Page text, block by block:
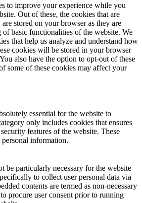
to improve your experience while you
Out of these, the cookies that are
are stored on your browser as they are
basic functionalities of the website. We
that help us analyze and understand how
cookies will be stored in your browser
also have the option to opt-out of these
some of these cookies may affect your
essential for the website to
only includes cookies that ensures
features of the website. These
information.
be particularly necessary for the website
to collect user personal data via
contents are termed as non-necessary
procure user consent prior to running